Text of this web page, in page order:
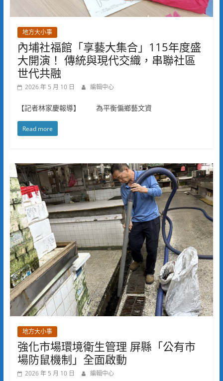
地方大小事
內埔社福館「享藝大集合」115年度盛
大開演！ 傳統與現代交織，串聯社區
世代共融
2026 年 5 月 10 日 編輯中心
【記者林家慶報導】 為平衡偏鄉藝文資
Read more
地方大小事
強化市場環境衛生管理 屏縣「公有市
場防鼠機制」全面啟動
2026 年 5 月 10 日 編輯中心